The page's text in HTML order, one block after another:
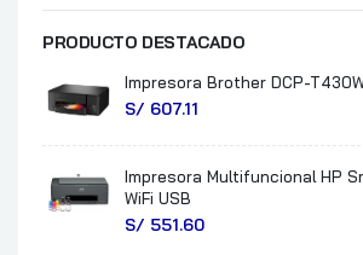
PRODUCTO DESTACADO
Impresora Brother DCP-
S/ 607.11
Impresora Multifuncional HP
WiFi USB
S/ 551.60